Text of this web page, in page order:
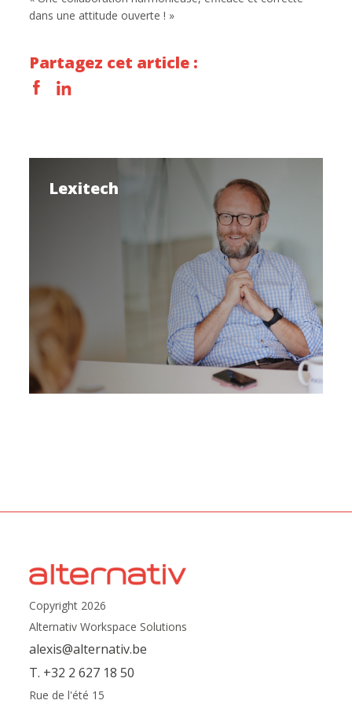
dans une attitude ouverte ! »
Partagez cet article :
Lexitech
Copyright 2026
Alternativ Workspace Solutions
alexis@alternativ.be
T. +32 2 627 18 50
Rue de l'été 15